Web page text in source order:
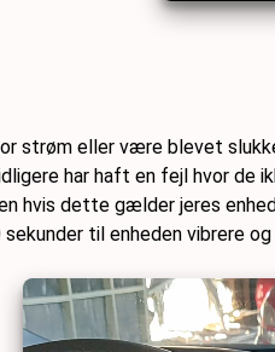
strøm eller være blevet
har haft en fejl hvor
hvis dette gælder jeres
til enheden vibrere